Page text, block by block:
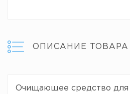
ОПИСАНИЕ ТОВАРА
Очищающее средство для